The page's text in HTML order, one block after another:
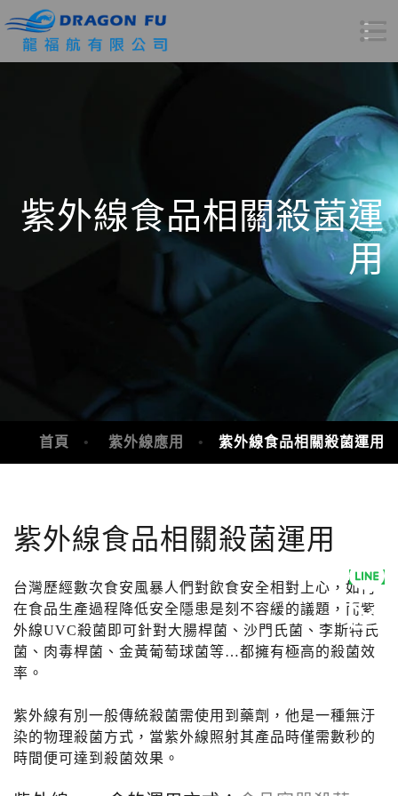
紫外線食品相關殺菌運
用
首頁 紫外線應用 紫外線食品相關殺菌運用
紫外線食品相關殺菌運用
台灣歷經數次食安風暴人們對飲食安全相對上心，如何
在食品生產過程降低安全隱患是刻不容緩的議題，而紫
外線UVC殺菌即可針對大腸桿菌、沙門氏菌、李斯特氏
菌、肉毒桿菌、金黃葡萄球菌等…都擁有極高的殺菌效
率。
紫外線有別一般傳統殺菌需使用到藥劑，他是一種無汙
染的物理殺菌方式，當紫外線照射其產品時僅需數秒的
時間便可達到殺菌效果。